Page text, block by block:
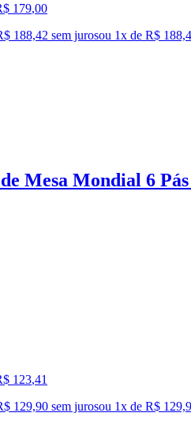
179,00
188,42 sem jurosou 1x de R$
Mesa Mondial 6
123,41
129,90 sem jurosou 1x de R$